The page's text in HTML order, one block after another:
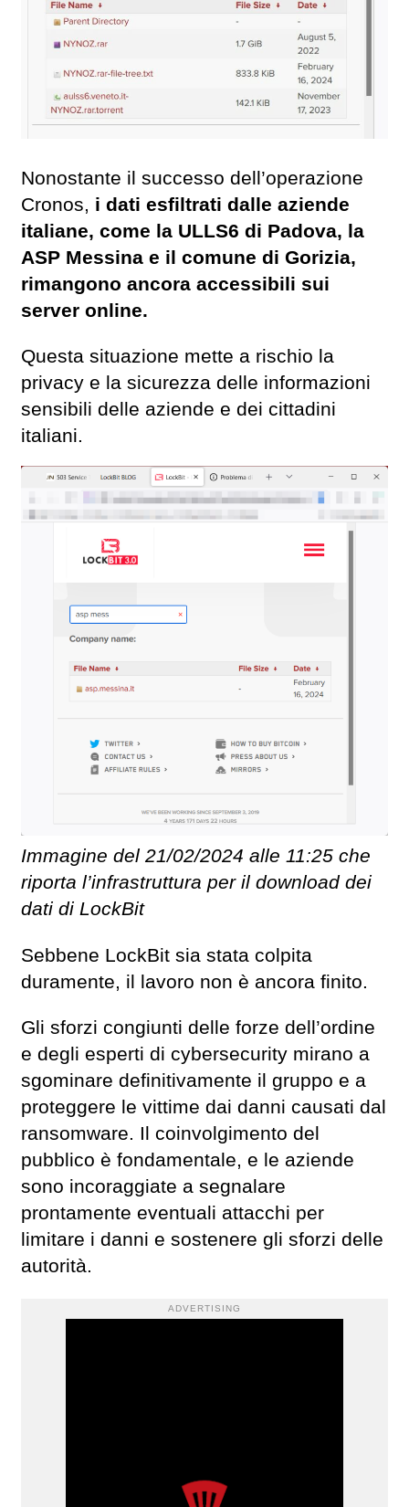
Nonostante il successo dell’operazione
Cronos, i dati esfiltrati dalle aziende
italiane, come la ULLS6 di Padova, la
ASP Messina e il comune di Gorizia,
rimangono ancora accessibili sui
server online.
Questa situazione mette a rischio la
privacy e la sicurezza delle informazioni
sensibili delle aziende e dei cittadini
italiani.
Immagine del 21/02/2024 alle 11:25 che
riporta l’infrastruttura per il download dei
dati di LockBit
Sebbene LockBit sia stata colpita
duramente, il lavoro non è ancora finito.
Gli sforzi congiunti delle forze dell’ordine
e degli esperti di cybersecurity mirano a
sgominare definitivamente il gruppo e a
proteggere le vittime dai danni causati dal
ransomware. Il coinvolgimento del
pubblico è fondamentale, e le aziende
sono incoraggiate a segnalare
prontamente eventuali attacchi per
limitare i danni e sostenere gli sforzi delle
autorità.
ADVERTISING